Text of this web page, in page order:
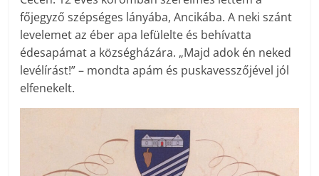
főjegyző szépséges lányába, Ancikába. A neki szánt
levelemet az éber apa lefülelte és behívatta
édesapámat a községházára. „Majd adok én neked
levélírást!” – mondta apám és puskavesszőjével jól
elfenekelt.